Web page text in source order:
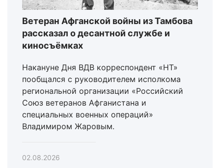
Ветеран Афганской войны из Тамбова
рассказал о десантной службе и
киносъёмках
Накануне Дня ВДВ корреспондент «НТ»
пообщался с руководителем исполкома
региональной организации «Российский
Союз ветеранов Афганистана и
специальных военных операций»
Владимиром Жаровым.
02.08.2026